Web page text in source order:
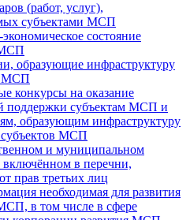
(работ, услуг),
субъектами МСП
состояние
МСП
образующие инфраструктуру
МСП
конкурсы на оказание
поддержки субъектам МСП и
образующим инфраструктуру
МСП
и муниципальном
в перечни,
прав третьих лиц
необходимая для развития
в том числе в сфере